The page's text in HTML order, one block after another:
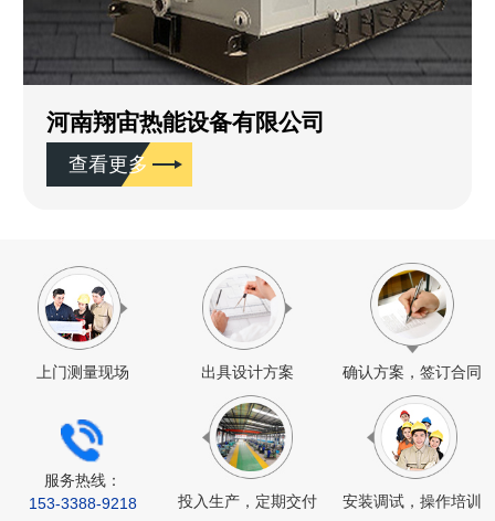
河南翔宙热能设备有限公司
查看更多
上门测量现场 出具设计方案 确认方案，签订合同
安装调试，操作培训
投入生产，定期交付
服务热线：
153-3388-9218